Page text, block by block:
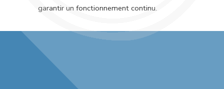
garantir un fonctionnement continu.